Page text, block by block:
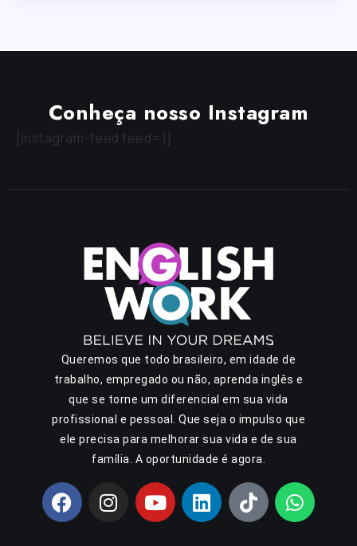
Conheça nosso Instagram
[instagram-feed feed=1]
Queremos que todo brasileiro, em idade de
trabalho, empregado ou não, aprenda inglês e
que se torne um diferencial em sua vida
profissional e pessoal. Que seja o impulso que
ele precisa para melhorar sua vida e de sua
família. A oportunidade é agora.